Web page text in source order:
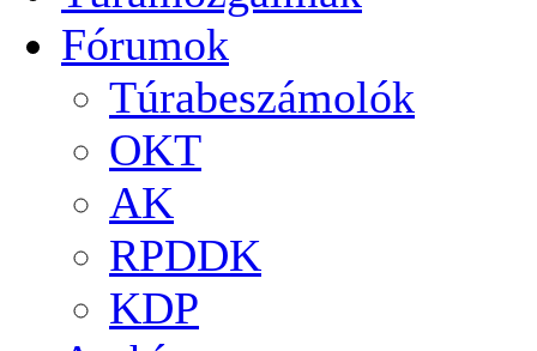
Fórumok
Túrabeszámolók
OKT
AK
RPDDK
KDP